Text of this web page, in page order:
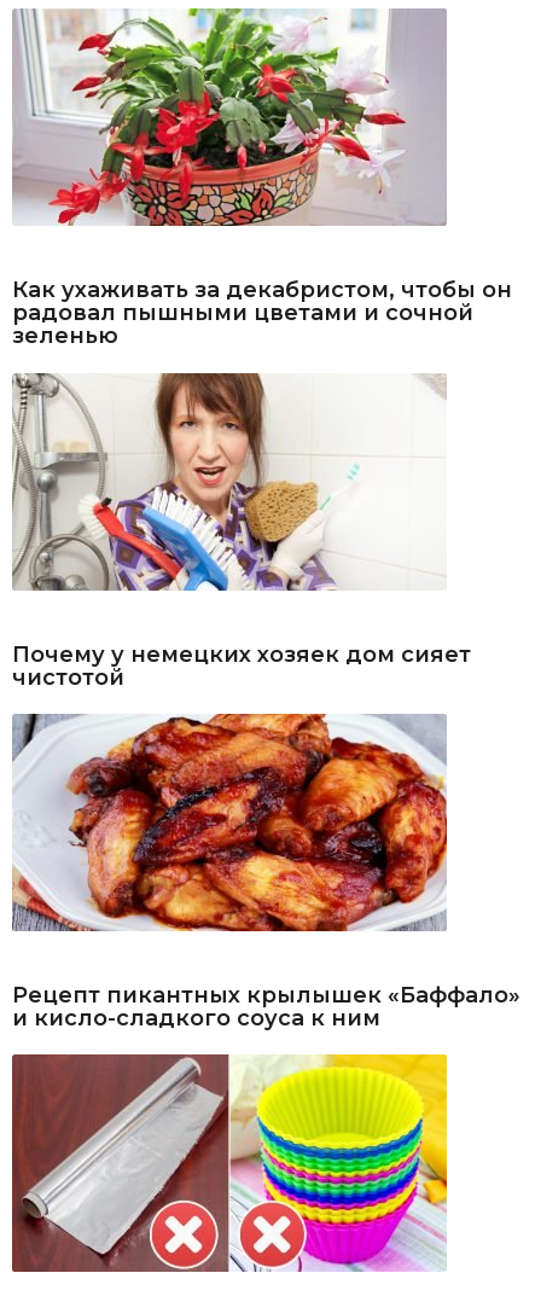
Как ухаживать за декабристом, чтобы он
радовал пышными цветами и сочной
зеленью
Почему у немецких хозяек дом сияет
чистотой
Рецепт пикантных крылышек «Баффало»
и кисло-сладкого соуса к ним